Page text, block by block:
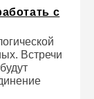
с
Встречи